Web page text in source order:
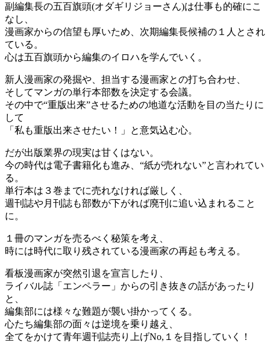
副編集長の五百旗頭(オダギリジョーさん)は仕事も的確にこ
なし、
漫画家からの信望も厚いため、次期編集長候補の１人とされ
ている。
心は五百旗頭から編集のイロハを学んでいく。
新人漫画家の発掘や、担当する漫画家との打ち合わせ、
そしてマンガの単行本部数を決定する会議。
その中で“重版出来”させるための地道な活動を目の当たりに
して
「私も重版出来させたい！」と意気込む心。
だが出版業界の現実は甘くはない。
今の時代は電子書籍化も進み、“紙が売れない”と言われてい
る。
単行本は３巻までに売れなければ厳しく、
週刊誌や月刊誌も部数が下がれば廃刊に追い込まれること
に。
１冊のマンガを売るべく秘策を考え、
時には時代に取り残されている漫画家の再起も考える。
看板漫画家が突然引退を宣言したり、
ライバル誌「エンペラー」からの引き抜きの話があったり
と、
編集部には様々な難題が襲い掛かってくる。
心たち編集部の面々は逆境を乗り越え、
全てをかけて青年週刊誌売り上げNo,１を目指していく！